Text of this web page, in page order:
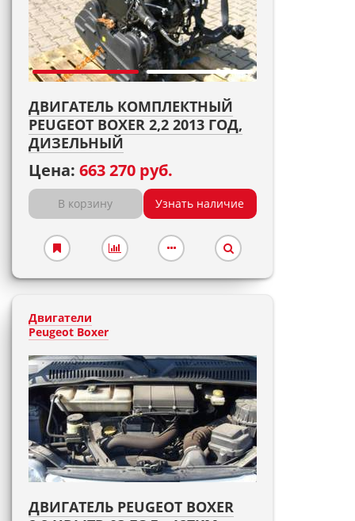
ДВИГАТЕЛЬ КОМПЛЕКТНЫЙ
PEUGEOT BOXER 2,2 2013 ГОД,
ДИЗЕЛЬНЫЙ
Цена: 663 270 руб.
В корзину Узнать наличие
Двигатели
Peugeot Boxer
ДВИГАТЕЛЬ PEUGEOT BOXER